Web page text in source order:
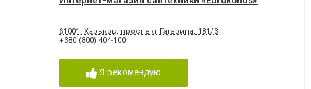
61001, Харьков, проспект Гагарина, 181/3
+380 (800) 404-100
Я рекомендую